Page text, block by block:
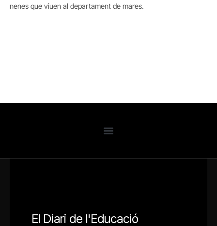
nenes que viuen al departament de mares.